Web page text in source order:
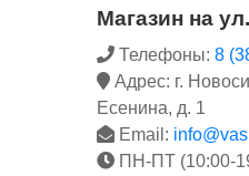
Магазин на
Телефоны: 8
Адрес: г.
Есенина, д. 1
Email:
ПН-ПТ (10:00-